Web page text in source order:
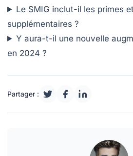
Le SMIG inclut-il les primes
supplémentaires ?
Y aura-t-il une nouvelle
en 2024 ?
Partager :